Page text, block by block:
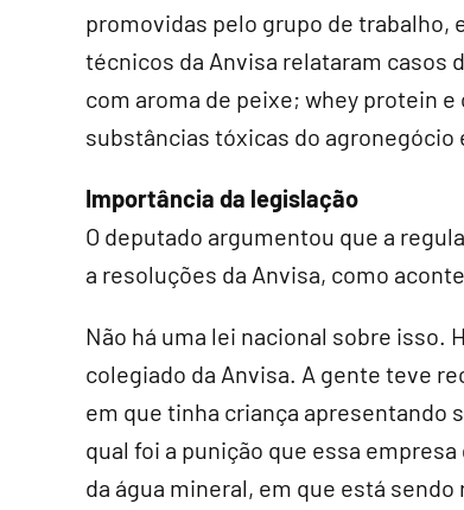
promovidas pelo grupo de trabalho,
técnicos da Anvisa relataram casos
com aroma de peixe; whey protein
substâncias tóxicas do
Importância da legislação
O deputado argumentou que a
a resoluções da Anvisa, como
Não há uma lei nacional sobre isso.
colegiado da Anvisa. A gente teve
em que tinha criança apresentando
qual foi a punição que essa
da água mineral, em que está